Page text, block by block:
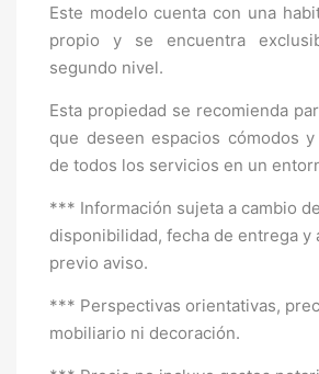
Este modelo cuenta con una
propio y se encuentra
segundo nivel.
Esta propiedad se recomienda
que deseen espacios cómodos
de todos los servicios en un
*** Información sujeta a cambio
disponibilidad, fecha de entrega y
previo aviso.
*** Perspectivas orientativas,
mobiliario ni decoración.